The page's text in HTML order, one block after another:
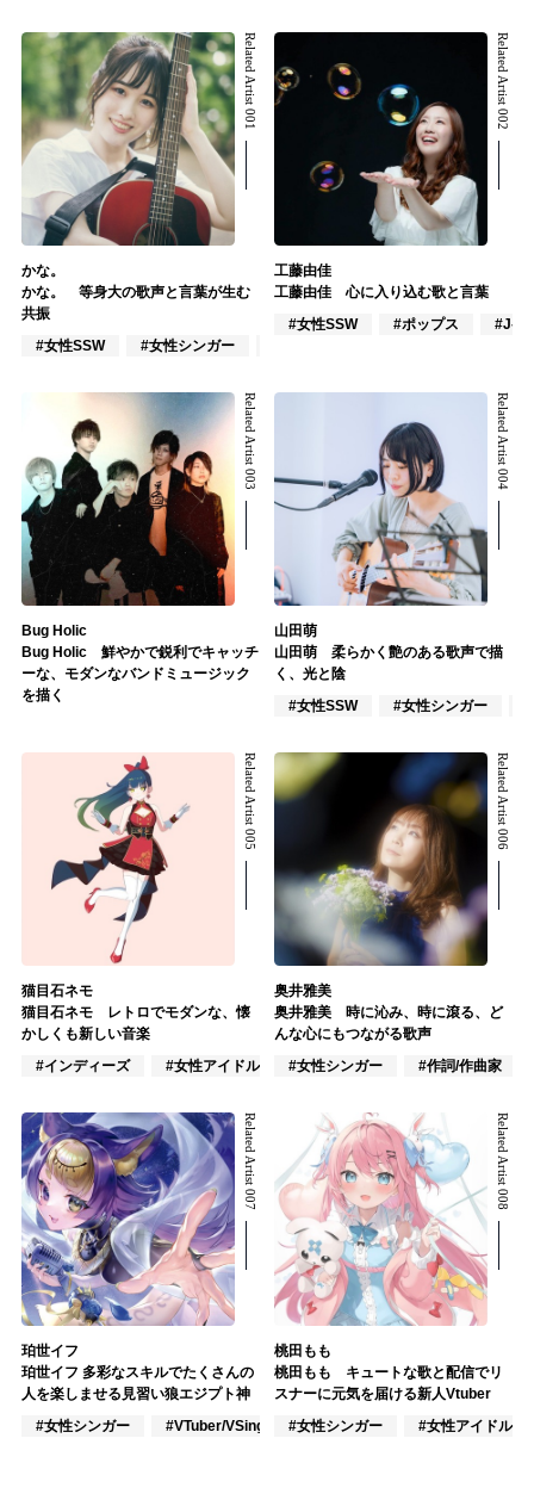
Related Artist 001
かな。
かな。 等身大の歌声と言葉が生む
共振
#女性SSW
#女性シンガー
Related Artist 002
工藤由佳
工藤由佳 心に入り込む歌と言葉
#女性SSW
#ポップス #J-
Related Artist 003
Bug Holic
Bug Holic 鮮やかで鋭利でキャッチ
ーな、モダンなバンドミュージック
を描く
Related Artist 004
山田萌
山田萌 柔らかく艶のある歌声で描
く、光と陰
#女性SSW
#女性シンガー
Related Artist 005
猫目石ネモ
猫目石ネモ レトロでモダンな、懐
かしくも新しい音楽
#インディーズ
#女性アイドル #VTuber/VSinger
Related Artist 006
奥井雅美
奥井雅美 時に沁み、時に滾る、ど
んな心にもつながる歌声
#女性シンガー
#作詞/作曲家
Related Artist 007
珀世イフ
珀世イフ 多彩なスキルでたくさんの
人を楽しませる見習い狼エジプト神
#女性シンガー
#VTuber/VSinger #アカペラ
Related Artist 008
桃田もも
桃田もも キュートな歌と配信でリ
スナーに元気を届ける新人Vtuber
#女性シンガー
#女性アイドル